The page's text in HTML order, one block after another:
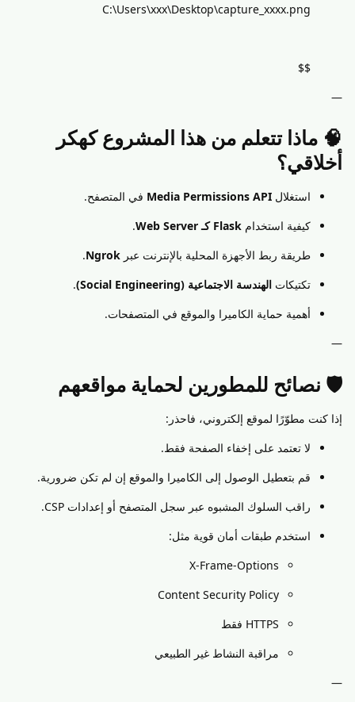
C:\Users\xxx\Desktop\capture_xxxx.png
$$
—
🧠 ماذا تتعلم من هذا المشروع كهكر
أخلاقي؟
استغلال Media Permissions API في المتصفح.
كيفية استخدام Flask كـ Web Server
.
طريقة ربط الأجهزة المحلية بالإنترنت عبر Ngrok
.
تكتيكات الهندسة الاجتماعية (Social Engineering)
.
أهمية حماية الكاميرا والموقع في المتصفحات.
—
🛡️ نصائح للمطورين لحماية مواقعهم
إذا كنت مطوّرًا لموقع إلكتروني، فاحذر:
لا تعتمد على إخفاء الصفحة فقط.
قم بتعطيل الوصول إلى الكاميرا والموقع إن لم تكن ضرورية.
راقب السلوك المشبوه عبر سجل المتصفح أو إعدادات CSP.
استخدم طبقات أمان قوية مثل:
X-Frame-Options
Content Security Policy
HTTPS فقط
مراقبة النشاط غير الطبيعي
—